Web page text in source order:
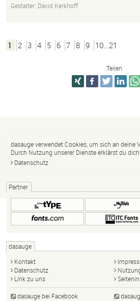
Gestalter: David Kerkhoff
1 2 3 4 5 6 7 8 9 10…21
Teilen
dasauge verwendet Cookies, um sich an deine
Durch Nutzung unserer Dienste erklärst du
Datenschutz
Partner
dasauge
Kontakt
Datenschutz
Link zu uns
dasauge bei Facebook